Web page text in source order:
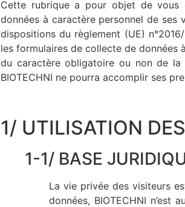
Cette rubrique a pour objet de vous
données à caractère personnel de ses
dispositions du règlement (UE)
les formulaires de collecte de données
du caractère obligatoire ou non de la
BIOTECHNI ne pourra accomplir ses
1/ UTILISATION
1-1/ BASE
La vie privée des visiteurs
données, BIOTECHNI n’est